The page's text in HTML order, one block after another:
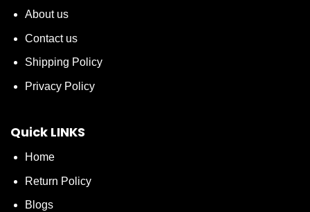
About us
Contact us
Shipping Policy
Privacy Policy
Quick LINKS
Home
Return Policy
Blogs